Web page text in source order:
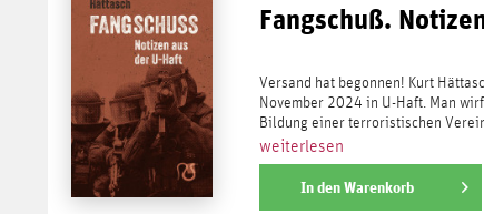
Fangschuß.
Versand hat begonnen! Kurt
November 2024 in U-Haft. Man
Bildung einer terroristischen
weiterlesen
In den Warenkorb